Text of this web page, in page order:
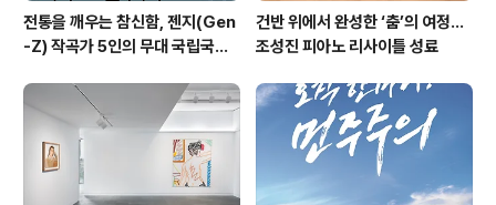
전통을 깨우는 참신함, 젠지(Gen
-Z) 작곡가 5인의 무대 국립국악
트'
건반 위에서 완성한 ‘춤’의 여정…
조성진 피아노 리사이틀 성료